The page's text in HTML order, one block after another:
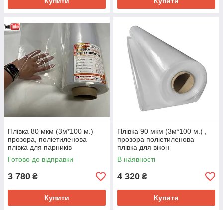
Плівка 80 мкм (3м*100 м.)
прозора, поліетиленова
плівка для парників
Готово до відправки
3 780 ₴
Купити
Плівка 90 мкм (3м*100 м.) ,
прозора поліетиленова
плівка для вікон
В наявності
4 320 ₴
Купити